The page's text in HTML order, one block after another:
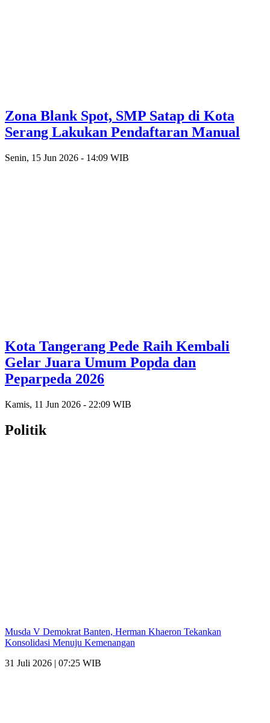
Zona Blank Spot, SMP Satap di Kota
Serang Lakukan Pendaftaran Manual
Senin, 15 Jun 2026 - 14:09 WIB
Kota Tangerang Pede Raih Kembali
Gelar Juara Umum Popda dan
Peparpeda 2026
Kamis, 11 Jun 2026 - 22:09 WIB
Politik
Musda V Demokrat Banten, Herman Khaeron Tekankan
Konsolidasi Menuju Kemenangan
31 Juli 2026 | 07:25 WIB